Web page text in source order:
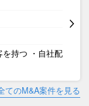
を持つ ・自社配
てのM&A案件を見る